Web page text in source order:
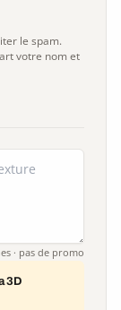
le spam.
votre nom et
· pas de promo
3D